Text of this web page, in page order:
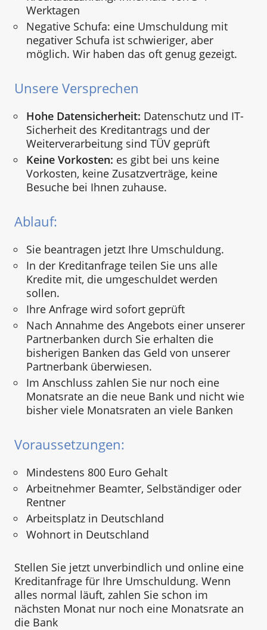
Werktagen
Negative Schufa: eine Umschuldung mit
negativer Schufa ist schwieriger, aber
möglich. Wir haben das oft genug gezeigt.
Unsere Versprechen
Hohe Datensicherheit: Datenschutz und IT-
Sicherheit des Kreditantrags und der
Weiterverarbeitung sind TÜV geprüft
Keine Vorkosten: es gibt bei uns keine
Vorkosten, keine Zusatzverträge, keine
Besuche bei Ihnen zuhause.
Ablauf:
Sie beantragen jetzt Ihre Umschuldung.
In der Kreditanfrage teilen Sie uns alle
Kredite mit, die umgeschuldet werden
sollen.
Ihre Anfrage wird sofort geprüft
Nach Annahme des Angebots einer unserer
Partnerbanken durch Sie erhalten die
bisherigen Banken das Geld von unserer
Partnerbank überwiesen.
Im Anschluss zahlen Sie nur noch eine
Monatsrate an die neue Bank und nicht wie
bisher viele Monatsraten an viele Banken
Voraussetzungen:
Mindestens 800 Euro Gehalt
Arbeitnehmer Beamter, Selbständiger oder
Rentner
Arbeitsplatz in Deutschland
Wohnort in Deutschland
Stellen Sie jetzt unverbindlich und online eine
Kreditanfrage für Ihre Umschuldung. Wenn
alles normal läuft, zahlen Sie schon im
nächsten Monat nur noch eine Monatsrate an
die Bank